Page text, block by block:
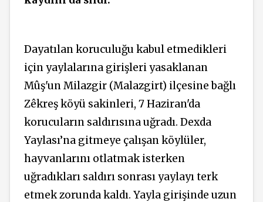
Dayatılan koruculuğu kabul etmedikleri
için yaylalarına girişleri yasaklanan
Mûş'un Milazgir (Malazgirt) ilçesine bağlı
Zêkreş köyü sakinleri, 7 Haziran'da
korucuların saldırısına uğradı. Dexda
Yaylası’na gitmeye çalışan köylüler,
hayvanlarını otlatmak isterken
uğradıkları saldırı sonrası yaylayı terk
etmek zorunda kaldı. Yayla girişinde uzun